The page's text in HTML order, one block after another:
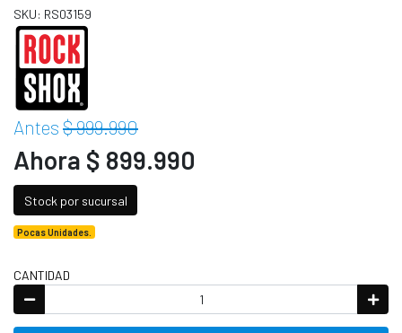
SKU: RS03159
Antes $ 999.990
Ahora $ 899.990
Stock por sucursal
Pocas Unidades.
CANTIDAD